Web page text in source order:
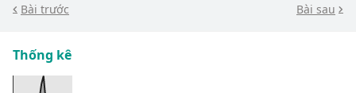
Bài trước Bài sau
Thống kê